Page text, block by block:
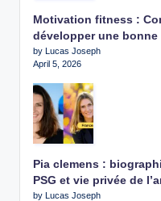
Motivation fitness :
développer une bonne
by Lucas Joseph
April 5, 2026
Pia clemens :
PSG et vie privée de
by Lucas Joseph